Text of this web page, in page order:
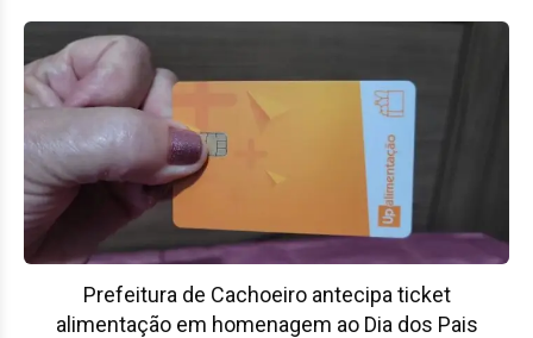
Prefeitura de Cachoeiro antecipa ticket
alimentação em homenagem ao Dia dos Pais